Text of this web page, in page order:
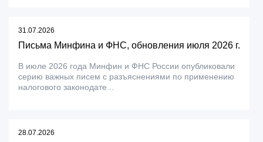
31.07.2026
Письма Минфина и ФНС, обновления июля 2026 г.
В июле 2026 года Минфин и ФНС России опубликовали
серию важных писем с разъяснениями по применению
налогового законодате...
28.07.2026